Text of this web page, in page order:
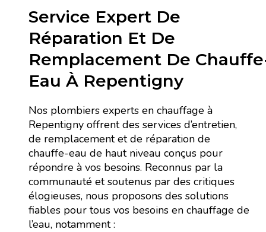
Service Expert De
Réparation Et De
Remplacement De
Eau À Repentigny
Nos plombiers experts en chauffage à
Repentigny offrent des services d’entretien,
de remplacement et de réparation de
chauffe-eau de haut niveau conçus pour
répondre à vos besoins. Reconnus par la
communauté et soutenus par des critiques
élogieuses, nous proposons des solutions
fiables pour tous vos besoins en chauffage de
l’eau, notamment :